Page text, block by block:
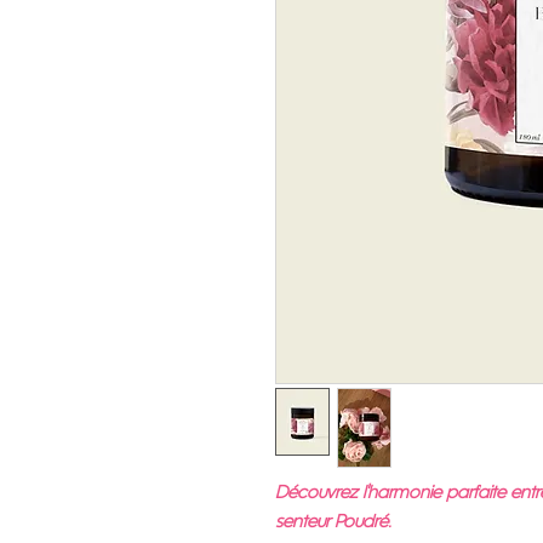
Découvrez l'harmonie parfaite
senteur Poudré.